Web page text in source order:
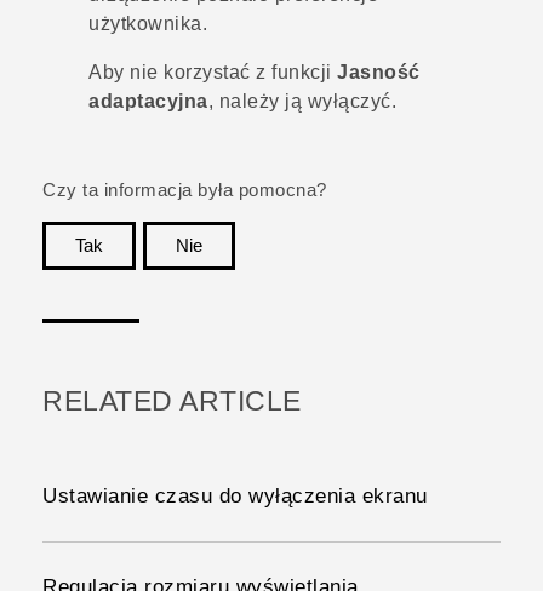
użytkownika.
Aby nie korzystać z funkcji Jasność
adaptacyjna, należy ją wyłączyć.
Czy ta informacja była pomocna?
Tak
Nie
RELATED ARTICLE
Ustawianie czasu do wyłączenia ekranu